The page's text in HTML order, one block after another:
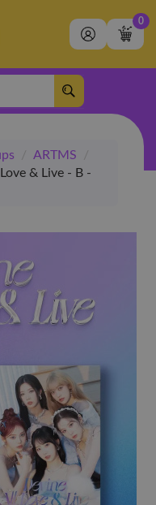
0
/ ARTMS
/
& Live - B -